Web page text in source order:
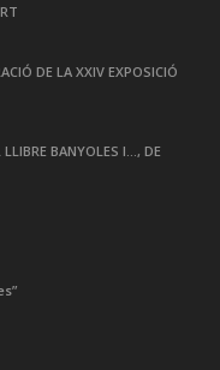
DE LA XXIV EXPOSICIÓ
BANYOLES I…, DE